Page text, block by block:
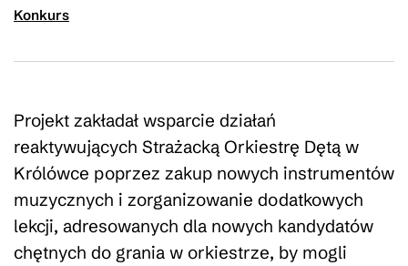
Konkurs
Projekt zakładał wsparcie działań
reaktywujących Strażacką Orkiestrę Dętą w
Królówce poprzez zakup nowych instrumentów
muzycznych i zorganizowanie dodatkowych
lekcji, adresowanych dla nowych kandydatów
chętnych do grania w orkiestrze, by mogli